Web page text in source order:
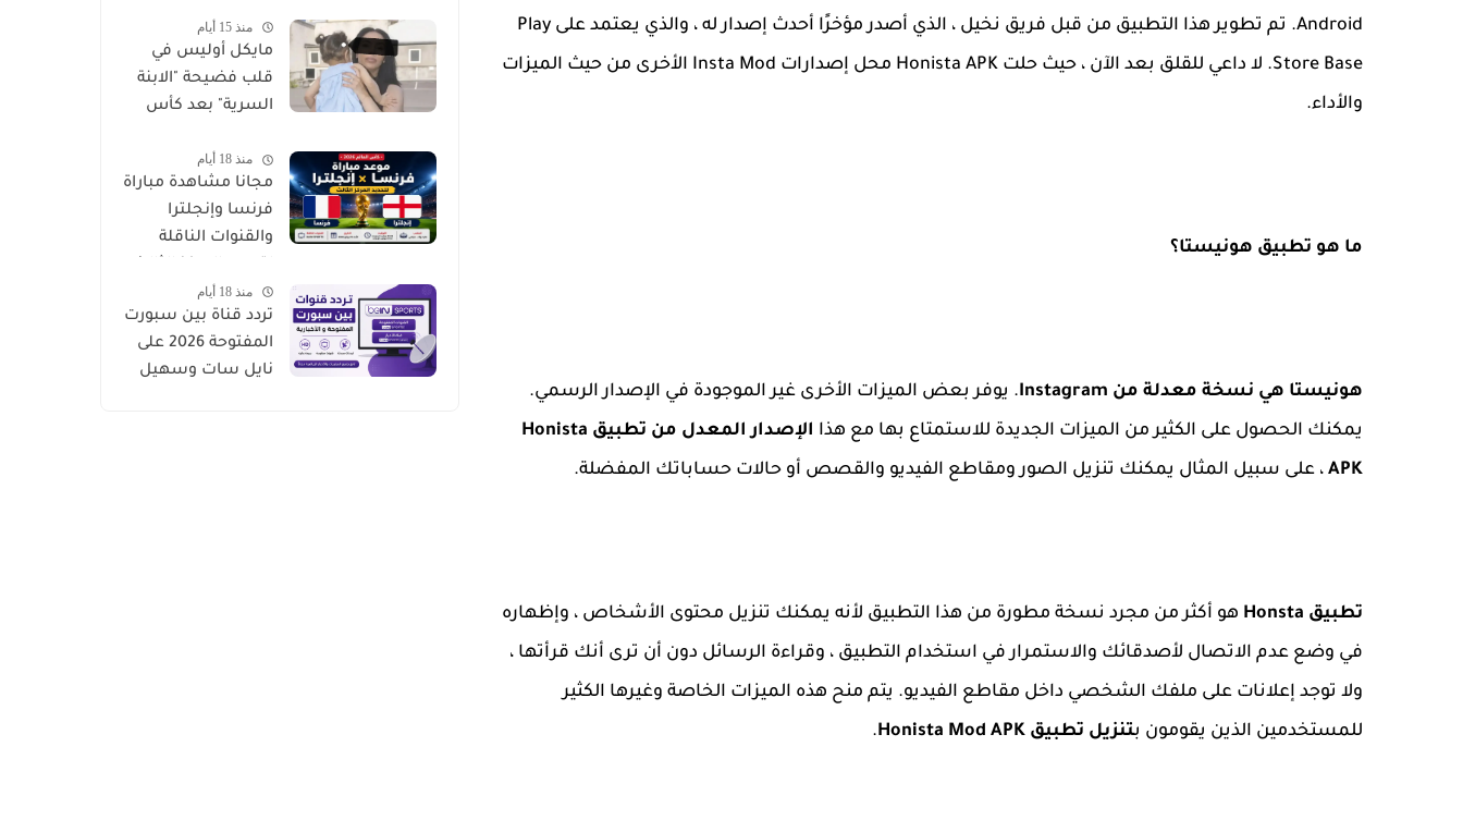
Android. تم تطوير هذا التطبيق من قبل فريق نخيل ، الذي أصدر مؤخرًا أحدث إصدار له ، والذي يعتمد على Play
Store Base. لا داعي للقلق بعد الآن ، حيث حلت Honista APK محل إصدارات Insta Mod الأخرى من حيث الميزات
والأداء.
ما هو تطبيق هونيستا؟
هونيستا هي نسخة معدلة من Instagram
. يوفر بعض الميزات الأخرى غير الموجودة في الإصدار الرسمي.
يمكنك الحصول على الكثير من الميزات الجديدة للاستمتاع بها مع هذا
الإصدار المعدل من تطبيق Honista
APK ، على سبيل المثال يمكنك تنزيل الصور ومقاطع الفيديو والقصص أو حالات حساباتك المفضلة.
تطبيق Honsta
هو أكثر من مجرد نسخة مطورة من هذا التطبيق لأنه يمكنك تنزيل محتوى الأشخاص ، وإظهاره
في وضع عدم الاتصال لأصدقائك والاستمرار في استخدام التطبيق ، وقراءة الرسائل دون أن ترى أنك قرأتها ،
ولا توجد إعلانات على ملفك الشخصي داخل مقاطع الفيديو. يتم منح هذه الميزات الخاصة وغيرها الكثير
للمستخدمين الذين يقومون بتنزيل تطبيق Honista Mod APK .
الإيطالية.. والملف
يتجه نحو الحفظ
منذ 15 أيام
مايكل أوليس في
قلب فضيحة "الابنة
السرية" بعد كأس
منذ 18 أيام
مجانا مشاهدة مباراة
فرنسا وإنجلترا
والقنوات الناقلة
في كأس العالم 2026
منذ 18 أيام
تردد قناة بين سبورت
المفتوحة 2026 على
نايل سات وسهيل